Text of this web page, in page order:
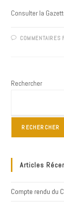
Consulter la
COMMENTAIRES
Rechercher
RECHERCHER
Articles
Compte rendu du